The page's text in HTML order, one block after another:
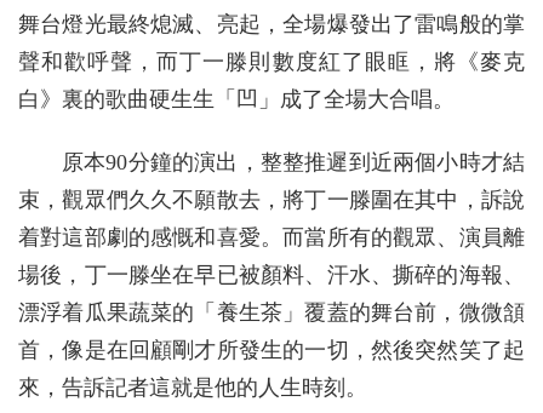
舞台燈光最終熄滅、亮起，全場爆發出了雷鳴般的掌
聲和歡呼聲，而丁一滕則數度紅了眼眶，將《麥克
白》裏的歌曲硬生生「凹」成了全場大合唱。
原本90分鐘的演出，整整推遲到近兩個小時才結
束，觀眾們久久不願散去，將丁一滕圍在其中，訴說
着對這部劇的感慨和喜愛。而當所有的觀眾、演員離
場後，丁一滕坐在早已被顏料、汗水、撕碎的海報、
漂浮着瓜果蔬菜的「養生茶」覆蓋的舞台前，微微頷
首，像是在回顧剛才所發生的一切，然後突然笑了起
來，告訴記者這就是他的人生時刻。